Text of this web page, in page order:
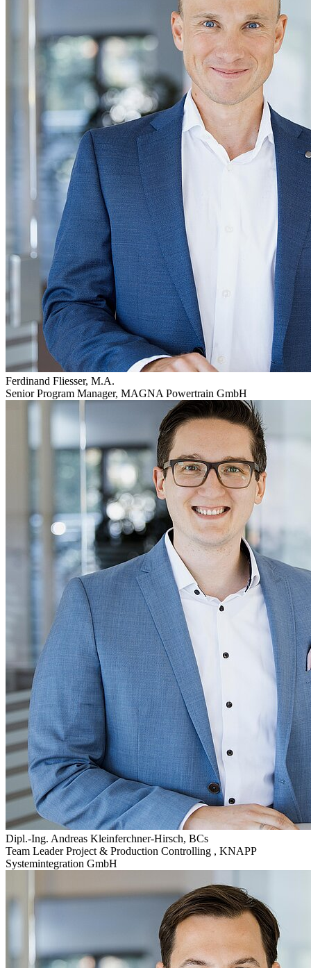
Ferdinand Fliesser, M.A.
Senior Program Manager, MAGNA Powertrain GmbH
Dipl.-Ing. Andreas Kleinferchner-Hirsch, BCs
Team Leader Project & Production Controlling , KNAPP
Systemintegration GmbH